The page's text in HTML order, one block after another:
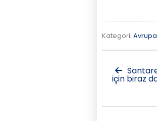
Kategori: Avrupa
için biraz